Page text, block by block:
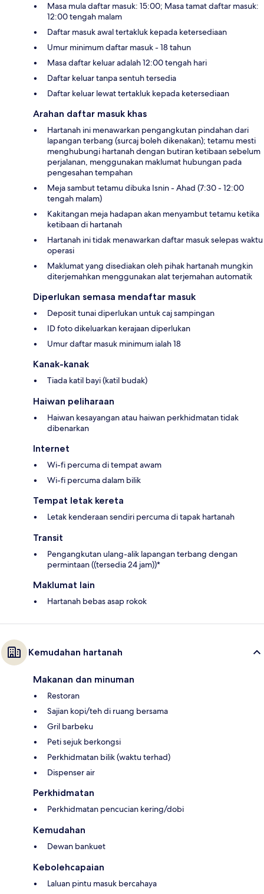
Masa mula daftar masuk: 15:00; Masa tamat daftar masuk:
12:00 tengah malam
Daftar masuk awal tertakluk kepada ketersediaan
Umur minimum daftar masuk - 18 tahun
Masa daftar keluar adalah 12:00 tengah hari
Daftar keluar tanpa sentuh tersedia
Daftar keluar lewat tertakluk kepada ketersediaan
Arahan daftar masuk khas
Hartanah ini menawarkan pengangkutan pindahan dari
lapangan terbang (surcaj boleh dikenakan); tetamu mesti
menghubungi hartanah dengan butiran ketibaan sebelum
perjalanan, menggunakan maklumat hubungan pada
pengesahan tempahan
Meja sambut tetamu dibuka Isnin - Ahad (7:30 - 12:00
tengah malam)
Kakitangan meja hadapan akan menyambut tetamu ketika
ketibaan di hartanah
Hartanah ini tidak menawarkan daftar masuk selepas waktu
operasi
Maklumat yang disediakan oleh pihak hartanah mungkin
diterjemahkan menggunakan alat terjemahan automatik
Diperlukan semasa mendaftar masuk
Deposit tunai diperlukan untuk caj sampingan
ID foto dikeluarkan kerajaan diperlukan
Umur daftar masuk minimum ialah 18
Kanak-kanak
Tiada katil bayi (katil budak)
Haiwan peliharaan
Haiwan kesayangan atau haiwan perkhidmatan tidak
dibenarkan
Internet
Wi-fi percuma di tempat awam
Wi-fi percuma dalam bilik
Tempat letak kereta
Letak kenderaan sendiri percuma di tapak hartanah
Transit
Pengangkutan ulang-alik lapangan terbang dengan
permintaan ((tersedia 24 jam))*
Maklumat lain
Hartanah bebas asap rokok
Kemudahan hartanah
Makanan dan minuman
Restoran
Sajian kopi/teh di ruang bersama
Gril barbeku
Peti sejuk berkongsi
Perkhidmatan bilik (waktu terhad)
Dispenser air
Perkhidmatan
Perkhidmatan pencucian kering/dobi
Kemudahan
Dewan bankuet
Kebolehcapaian
Laluan pintu masuk bercahaya